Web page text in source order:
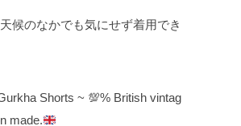
候のなかでも気にせず着用でき
Shorts ~ 💯% British vintag
made.